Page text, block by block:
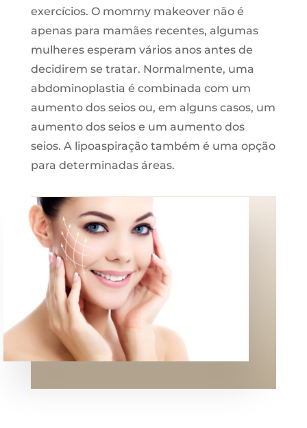
exercícios. O mommy makeover não é
apenas para mamães recentes, algumas
mulheres esperam vários anos antes de
decidirem se tratar. Normalmente, uma
abdominoplastia é combinada com um
aumento dos seios ou, em alguns casos, um
aumento dos seios e um aumento dos
seios. A lipoaspiração também é uma opção
para determinadas áreas.